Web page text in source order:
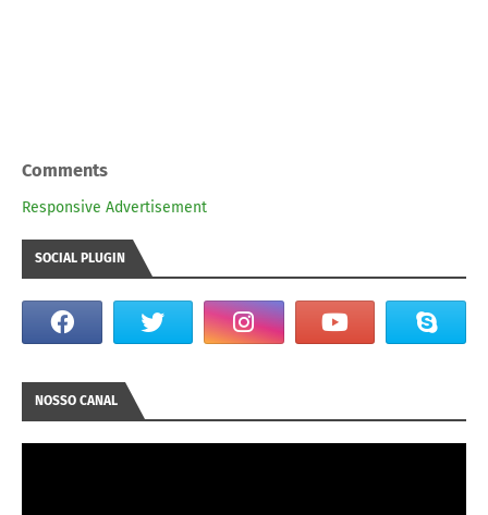
Comments
Responsive Advertisement
SOCIAL PLUGIN
NOSSO CANAL